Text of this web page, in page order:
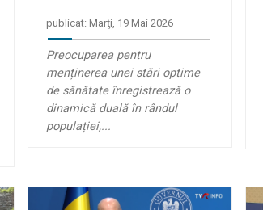
publicat: Marţi, 19 Mai 2026
Preocuparea pentru
menținerea unei stări optime
de sănătate înregistrează o
dinamică duală în rândul
populației,...